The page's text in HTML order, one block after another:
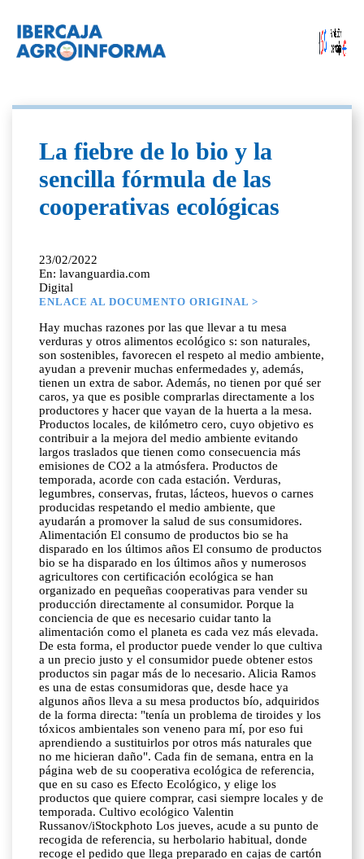
La fiebre de lo bio y la
sencilla fórmula de las
cooperativas ecológicas
23/02/2022
En: lavanguardia.com
Digital
ENLACE AL DOCUMENTO ORIGINAL >
Hay muchas razones por las que llevar a tu mesa
verduras y otros alimentos ecológico s: son naturales,
son sostenibles, favorecen el respeto al medio ambiente,
ayudan a prevenir muchas enfermedades y, además,
tienen un extra de sabor. Además, no tienen por qué ser
caros, ya que es posible comprarlas directamente a los
productores y hacer que vayan de la huerta a la mesa.
Productos locales, de kilómetro cero, cuyo objetivo es
contribuir a la mejora del medio ambiente evitando
largos traslados que tienen como consecuencia más
emisiones de CO2 a la atmósfera. Productos de
temporada, acorde con cada estación. Verduras,
legumbres, conservas, frutas, lácteos, huevos o carnes
producidas respetando el medio ambiente, que
ayudarán a promover la salud de sus consumidores.
Alimentación El consumo de productos bio se ha
disparado en los últimos años El consumo de productos
bio se ha disparado en los últimos años y numerosos
agricultores con certificación ecológica se han
organizado en pequeñas cooperativas para vender su
producción directamente al consumidor. Porque la
conciencia de que es necesario cuidar tanto la
alimentación como el planeta es cada vez más elevada.
De esta forma, el productor puede vender lo que cultiva
a un precio justo y el consumidor puede obtener estos
productos sin pagar más de lo necesario. Alicia Ramos
es una de estas consumidoras que, desde hace ya
algunos años lleva a su mesa productos bío, adquiridos
de la forma directa: "tenía un problema de tiroides y los
tóxicos ambientales son veneno para mí, por eso fui
aprendiendo a sustituirlos por otros más naturales que
no me hicieran daño". Cada fin de semana, entra en la
página web de su cooperativa ecológica de referencia,
que en su caso es Efecto Ecológico, y elige los
productos que quiere comprar, casi siempre locales y de
temporada. Cultivo ecológico Valentin
Russanov/iStockphoto Los jueves, acude a su punto de
recogida de referencia, su herbolario habitual, donde
recoge el pedido que llega preparado en cajas de cartón